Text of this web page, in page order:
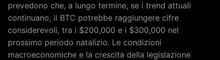
prevedono che, a lungo termine, se i trend attuali
continuano, il BTC potrebbe raggiungere cifre
considerevoli, tra i $200,000 e i $300,000 nel
prossimo periodo natalizio. Le condizioni
macroeconomiche e la crescita della legislazione